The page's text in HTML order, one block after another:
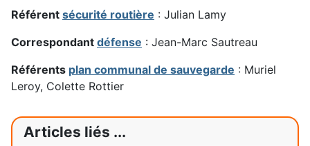
Référent sécurité routière : Julian Lamy
Correspondant défense : Jean-Marc Sautreau
Référents plan communal de sauvegarde : Muriel
Leroy, Colette Rottier
Articles liés ...